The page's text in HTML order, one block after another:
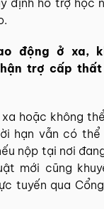
động ở xa,
trợ cấp thất
hoặc không
hạn vẫn có
nộp tại nơi
mới cũng
tuyến qua